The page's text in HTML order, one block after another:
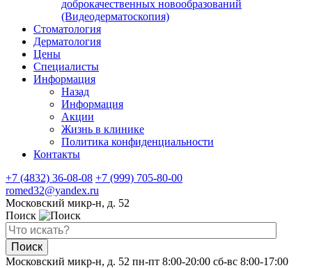
доброкачественных новообразований
(Видеодерматоскопия)
Стоматология
Дерматология
Цены
Специалисты
Информация
Назад
Информация
Акции
Жизнь в клинике
Политика конфиденциальности
Контакты
+7 (4832) 36-08-08 +7 (999) 705-80-00
romed32@yandex.ru
Московский микр-н, д. 52
Поиск
Поиск
Московский микр-н, д. 52 пн-пт 8:00-20:00 сб-вс 8:00-17:00